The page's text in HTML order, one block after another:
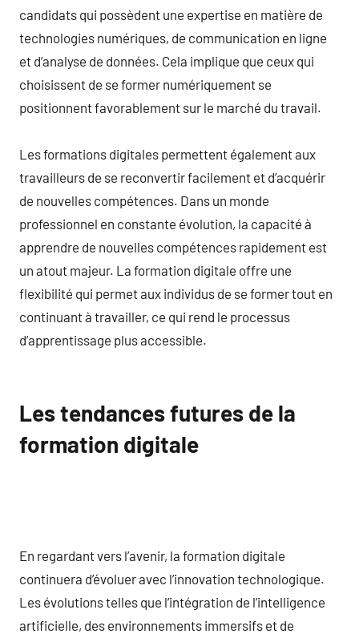
candidats qui possèdent une expertise en matière de
technologies numériques, de communication en ligne
et d’analyse de données. Cela implique que ceux qui
choisissent de se former numériquement se
positionnent favorablement sur le marché du travail.
Les formations digitales permettent également aux
travailleurs de se reconvertir facilement et d’acquérir
de nouvelles compétences. Dans un monde
professionnel en constante évolution, la capacité à
apprendre de nouvelles compétences rapidement est
un atout majeur. La formation digitale offre une
flexibilité qui permet aux individus de se former tout en
continuant à travailler, ce qui rend le processus
d’apprentissage plus accessible.
Les tendances futures de la
formation digitale
En regardant vers l’avenir, la formation digitale
continuera d’évoluer avec l’innovation technologique.
Les évolutions telles que l’intégration de l’intelligence
artificielle, des environnements immersifs et de